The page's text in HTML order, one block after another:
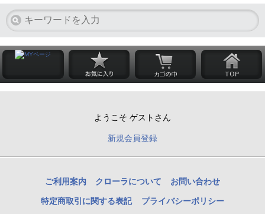
ようこそ ゲストさん
新規会員登録
ご利用案内 クローラについて お問い合わせ
特定商取引に関する表記 プライバシーポリシー